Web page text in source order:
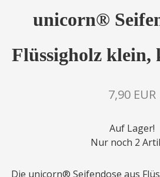
unicorn®
Flüssigholz klein,
7,90 EUR
Auf Lager!
Nur noch 2
Die unicorn® Seifendose aus